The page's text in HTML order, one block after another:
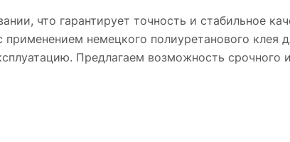
что гарантирует точность и стабильное
немецкого полиуретанового клея
Предлагаем возможность срочного